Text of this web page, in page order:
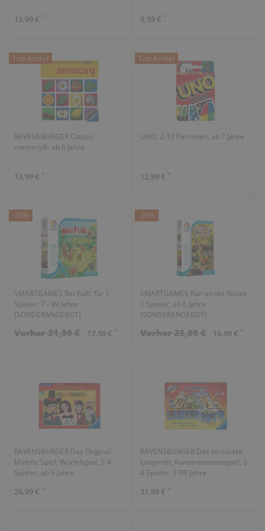
13,99 € * 9,59 € *
Top-Artikel
RAVENSBURGER Classic
memory®, ab 6 Jahre
13,99 € *
Top-Artikel
UNO, 2-10 Personen, ab 7 Jahre
12,99 € *
-20%
SMARTGAMES Bei Fuß!, für 1
Spieler, 7 - 99 Jahre
(SONDERANGEBOT)
Vorher 21,99 € 17,59 € *
-29%
SMARTGAMES Ran an die Nüsse,
1 Spieler, ab 6 Jahre
(SONDERANGEBOT)
Vorher 23,99 € 16,99 € *
RAVENSBURGER Das Original
Malefiz Spiel, Würfelspiel, 2-4
Spieler, ab 6 Jahre
26,99 € *
RAVENSBURGER Das verrückte
Labyrinth, Konzentrationsspiel, 2-
4 Spieler, 7-99 Jahre
31,99 € *